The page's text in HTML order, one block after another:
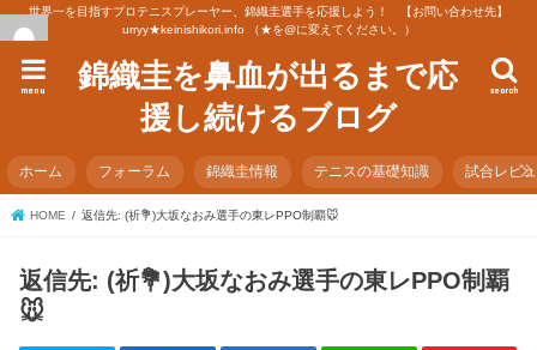
世界一を目指すプロテニスプレーヤー、錦織圭選手を応援しよう！ 【お問い合わせ先】
urryy★keinishikori.info （★を@に変えてください。）
錦織圭を鼻血が出るまで応
援し続けるブログ
search
menu
ホーム フォーラム 錦織圭情報 テニスの基礎知識 試合レビ
HOME 返信先: (祈💐)大坂なおみ選手の東レPPO制覇🐭
返信先: (祈💐)大坂なおみ選手の東レPPO制覇
🐭